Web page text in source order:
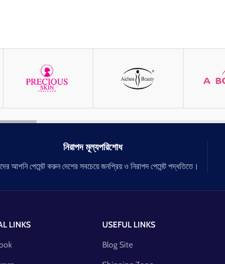
নিরাপদ মূল্যপরিশোধ
আপনি পেমেন্ট করুন দেশের সবচেয়ে জনপ্রিয় ও নিরাপদ পেমেন্ট পদ্ধতিতে।
LINKS
USEFUL LINKS
Blog Site